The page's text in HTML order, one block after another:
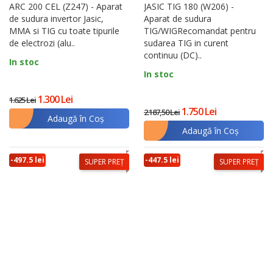
ARC 200 CEL (Z247) - Aparat
de sudura invertor Jasic,
MMA si TIG cu toate tipurile
de electrozi (alu..
In stoc
1.625 Lei 1.300 Lei
Adaugă în Coş
JASIC TIG 180 (W206) -
Aparat de sudura
TIG/WIGRecomandat pentru
sudarea TIG in curent
continuu (DC)..
In stoc
2.187,50 Lei 1.750 Lei
Adaugă în Coş
SUPER PREȚ
-497.5 lei SUPER PREȚ
-447.5 lei